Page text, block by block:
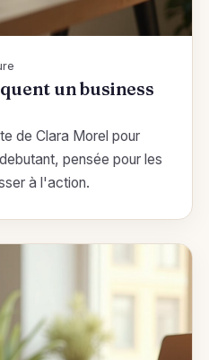
un business
de Clara Morel pour
pensée pour les
à l'action.